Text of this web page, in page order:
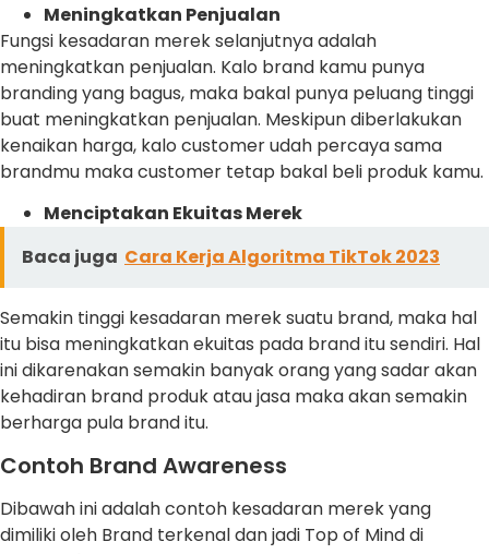
Meningkatkan Penjualan
Fungsi kesadaran merek selanjutnya adalah
meningkatkan penjualan. Kalo brand kamu punya
branding yang bagus, maka bakal punya peluang tinggi
buat meningkatkan penjualan. Meskipun diberlakukan
kenaikan harga, kalo customer udah percaya sama
brandmu maka customer tetap bakal beli produk kamu.
Menciptakan Ekuitas Merek
Baca juga Cara Kerja Algoritma TikTok 2023
Semakin tinggi kesadaran merek suatu brand, maka hal
itu bisa meningkatkan ekuitas pada brand itu sendiri. Hal
ini dikarenakan semakin banyak orang yang sadar akan
kehadiran brand produk atau jasa maka akan semakin
berharga pula brand itu.
Contoh Brand Awareness
Dibawah ini adalah contoh kesadaran merek yang
dimiliki oleh Brand terkenal dan jadi Top of Mind di